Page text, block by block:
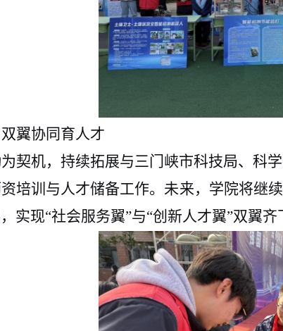
翼协同育人才
契机，持续拓展与三门峡市科技局、科
培训与人才储备工作。未来，学院将继
实现“社会服务翼”与“创新人才翼”双翼齐